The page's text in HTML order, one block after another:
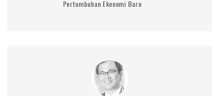
Pertumbuhan Ekonomi Baru